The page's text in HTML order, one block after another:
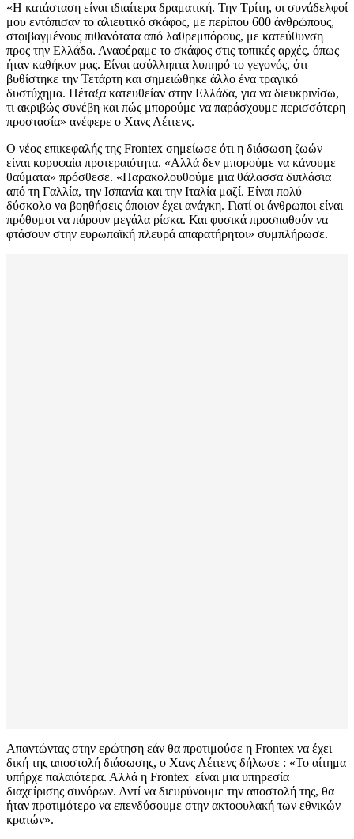
«Η κατάσταση είναι ιδιαίτερα δραματική. Την Τρίτη, οι συνάδελφοί
μου εντόπισαν το αλιευτικό σκάφος, με περίπου 600 άνθρώπους,
στοιβαγμένους πιθανότατα από λαθρεμπόρους, με κατεύθυνση
προς την Ελλάδα. Αναφέραμε το σκάφος στις τοπικές αρχές, όπως
ήταν καθήκον μας. Είναι ασύλληπτα λυπηρό το γεγονός, ότι
βυθίστηκε την Τετάρτη και σημειώθηκε άλλο ένα τραγικό
δυστύχημα. Πέταξα κατευθείαν στην Ελλάδα, για να διευκρινίσω,
τι ακριβώς συνέβη και πώς μπορούμε να παράσχουμε περισσότερη
προστασία» ανέφερε ο Χανς Λέιτενς.
Ο νέος επικεφαλής της Frontex σημείωσε ότι η διάσωση ζωών
είναι κορυφαία προτεραιότητα. «Αλλά δεν μπορούμε να κάνουμε
θαύματα» πρόσθεσε. «Παρακολουθούμε μια θάλασσα διπλάσια
από τη Γαλλία, την Ισπανία και την Ιταλία μαζί. Είναι πολύ
δύσκολο να βοηθήσεις όποιον έχει ανάγκη. Γιατί οι άνθρωποι είναι
πρόθυμοι να πάρουν μεγάλα ρίσκα. Και φυσικά προσπαθούν να
φτάσουν στην ευρωπαϊκή πλευρά απαρατήρητοι» συμπλήρωσε.
Απαντώντας στην ερώτηση εάν θα προτιμούσε η Frontex να έχει
δική της αποστολή διάσωσης, ο Χανς Λέιτενς δήλωσε : «Το αίτημα
υπήρχε παλαιότερα. Αλλά η Frontex είναι μια υπηρεσία
διαχείρισης συνόρων. Αντί να διευρύνουμε την αποστολή της, θα
ήταν προτιμότερο να επενδύσουμε στην ακτοφυλακή των εθνικών
κρατών».